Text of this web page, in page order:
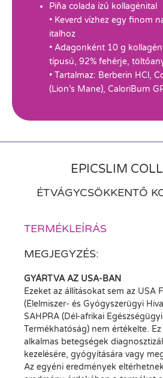
Piña colada ízű kollagénital
• Keverd vízhez egy finom
italhoz
• Adagonként 10 g
típusú, 92% fehérje,
• Tartalmaz: Berberin HCl,
(Lion’s Mane), CaloriBurn
EPICSLIM
ÉTVÁGYCSÖKKENTŐ
TERMÉKLEÍRÁS
MEGJEGYZÉS:
GYÁRTVA AZ USA-BAN
Ezeket az állításokat sem az USA
(Élelmiszer- és Gyógyszerügyi
SAHPRA (Dél-afrikai Egészségügyi
Termékhatóság) nem értékelte.
alkalmas betegségek
kezelésére, gyógyítására vagy
Az egyéni eredmények